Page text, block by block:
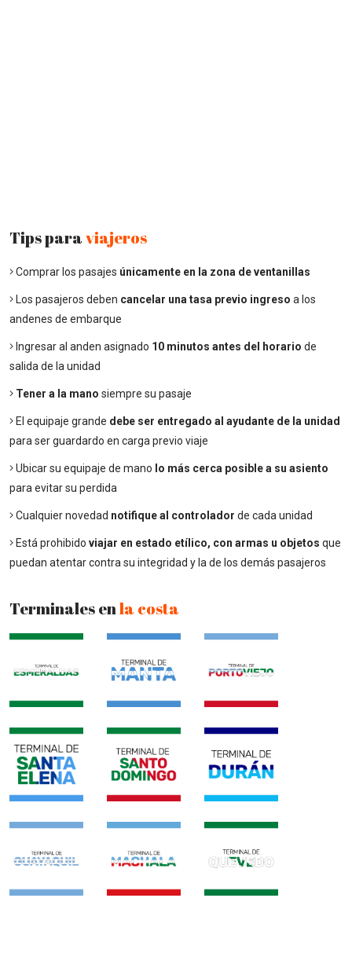
Tips paraviajeros
Comprar los pasajes únicamente en la zona de ventanillas
Los pasajeros deben cancelar una tasa previo ingreso a los
andenes de embarque
Ingresar al anden asignado 10 minutos antes del horario de
salida de la unidad
Tener a la mano siempre su pasaje
El equipaje grande debe ser entregado al ayudante de la unidad
para ser guardardo en carga previo viaje
Ubicar su equipaje de mano lo más cerca posible a su asiento
para evitar su perdida
Cualquier novedad notifique al controlador de cada unidad
Está prohibido viajar en estado etílico, con armas u objetos que
puedan atentar contra su integridad y la de los demás pasajeros
Terminales enla costa